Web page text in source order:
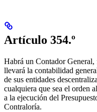
Artículo 354.º
Habrá un Contador
llevará la contabilidad
de sus entidades
cualquiera que sea el orden
a la ejecución del
Contraloría.